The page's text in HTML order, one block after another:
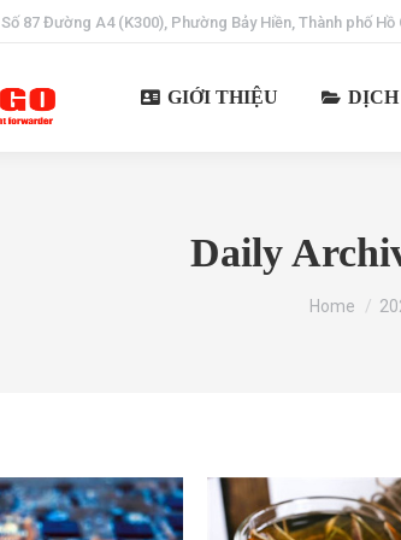
Số 87 Đường A4 (K300), Phường Bảy Hiền, Thành phố Hồ
GIỚI THIỆU
Daily
You are
Home